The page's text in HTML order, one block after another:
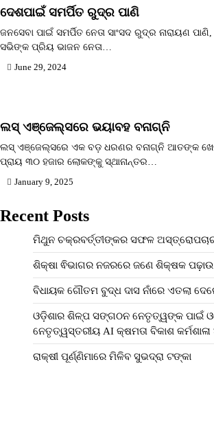
ଦେଶପାଇଁ ସମର୍ପିତ ରୁଦ୍ର ପାଣି
ଜନସେବା ପାଇଁ ସମର୍ପିତ ନେତା ସାଂସଦ ରୁଦ୍ର ନାରାୟଣ
ସଭିଙ୍କ ପ୍ରିୟ ଭାଜନ ନେତା…
June 29, 2024
ଲସ୍‌ ଏଞ୍ଜେଲ୍ସରେ ଭୟାବହ ବନାଗ୍ନି
ଲସ୍‌ ଏଞ୍ଜେଲ୍ସରେ ଏକ ବଡ଼ ଧରଣର ବନାଗ୍ନି ଆତଙ୍କ
ପ୍ରାୟ ୩୦ ହଜାର ଲୋକଙ୍କୁ ସ୍ଥାନାନ୍ତର…
January 9, 2025
Recent Posts
ମିଥୁନ ଚକ୍ରବର୍ତ୍ତୀଙ୍କର ସଫଳ
ଶିକ୍ଷା ଵିଭାଗର ନଜରରେ ଜଣେ ଶିକ୍ଷକ
ବିଧାୟକ ଗୌତମ ବୁଦ୍ଧ ଦାସ ନାଁରେ ଏତଲା
ଓଡ଼ିଶାର ଶିଳ୍ପ ସଙ୍ଗଠନ ନେତୃତ୍ୱଙ୍କ ପାଇଁ
ନେତୃତ୍ୱସ୍ତରୀୟ AI କ୍ଷମତା ବିକାଶ
ରାକ୍ଷୀ ପୂର୍ଣ୍ଣିମାରେ ମିଳିବ ସୁଭଦ୍ରା ଟଙ୍କା